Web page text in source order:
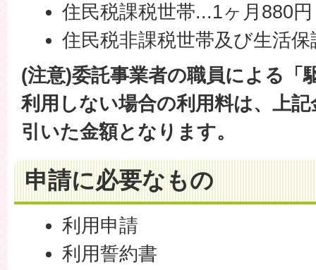
住民税課税世帯...1ヶ月880円
住民税非課税世帯及び生活
(注意)委託事業者の職員による「
利用しない場合の利用料は、上
引いた金額となります。
申請に必要なもの
利用申請
利用誓約書